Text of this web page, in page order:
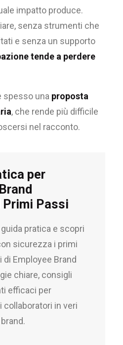
impatto produce.
senza strumenti che
e senza un supporto
tende a perdere
spesso una proposta
, che rende più difficile
nel racconto.
per
Primi Passi
pratica e scopri
sicurezza i primi
Employee Brand
chiare, consigli
efficaci per
in veri